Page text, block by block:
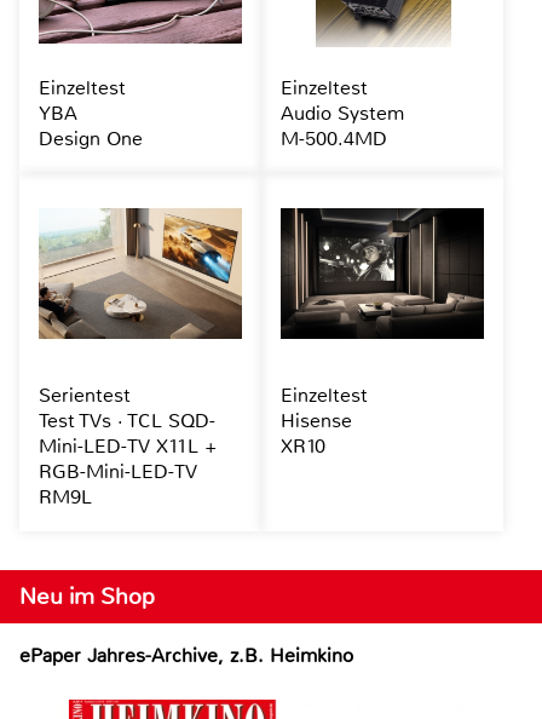
Neu im Shop
ePaper Jahres-Archive, z.B. Heimkino
Einzeltest
YBA
Design One
Einzeltest
Audio System
M-500.4MD
Serientest
Test TVs · TCL SQD-
Mini-LED-TV X11L +
RGB-Mini-LED-TV
RM9L
Einzeltest
Hisense
XR10